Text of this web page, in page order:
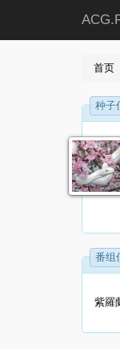
首页
种子
番组
紫羅